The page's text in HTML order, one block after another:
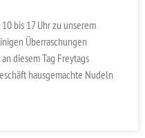
bis 17 Uhr zu unserem
Überraschungen
diesem Tag Freytags
hausgemachte Nudeln